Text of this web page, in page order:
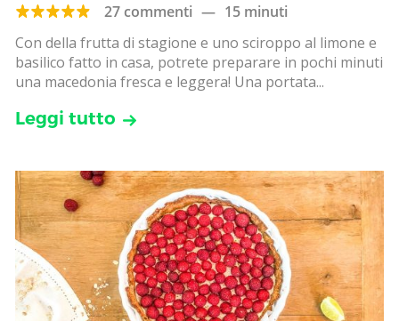
27 commenti — 15 minuti
Con della frutta di stagione e uno sciroppo al limone e
basilico fatto in casa, potrete preparare in pochi minuti
una macedonia fresca e leggera! Una portata...
Leggi tutto